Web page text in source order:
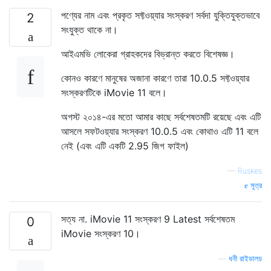
2
পণ্যের নাম এবং প্রকৃত সফ্টওয়্যার সংস্করণ সর্বদা যুক্তিযুক্তভাবে
সংযুক্ত থাকে না।
আইএমভি লোকেরা গ্রাহকদের বিভ্রান্ত করতে বিশেষজ্ঞ।
কোনও কারণে মানুষের অজানা কারণে তারা 10.0.5 সফ্টওয়্যার
সংস্করণটিকে iMovie 11 বলে।
অগস্ট ২০১৪-এর মতো আমার কাছে সর্বশেষতমটি রয়েছে এবং এটি
আসলে সফটওয়্যার সংস্করণ 10.0.5 এবং কোথাও এটি 11 বলে
নেই (এবং এটি একটি 2.95 জিগ ফাইল)
— Ruskes
সূত্র
0
সত্য না. iMovie 11 সংস্করণ 9 Latest সর্বশেষতম
iMovie সংস্করণ 10।
ধনী রাইডালচ